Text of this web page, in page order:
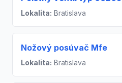
Lokalita: Bratislava
Nožový posúvač Mfe
Lokalita: Bratislava